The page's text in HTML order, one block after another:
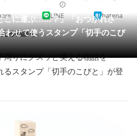
ージ
ンド
こに運ぶ……？」「おつかれさ
せて使うスタンプ「切手のこび
LINE hatena
る物語を。
りにクスッと笑える物語を――
るスタンプ「切手のこびと」が登